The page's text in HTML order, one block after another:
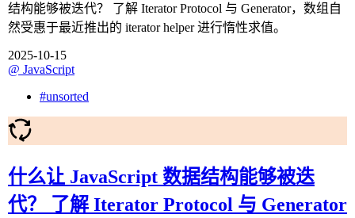
结构能够被迭代？ 了解 Iterator Protocol 与 Generator，数组自
然受惠于最近推出的 iterator helper 进行惰性求值。
2025-10-15
@ JavaScript
#unsorted
什么让 JavaScript 数据结构能够被迭
代？ 了解 Iterator Protocol 与 Generator